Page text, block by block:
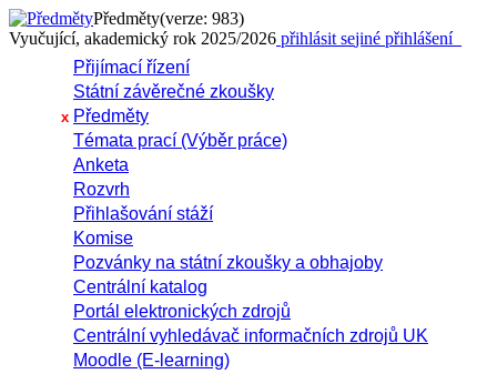
Předměty(verze: 983)
Vyučující, akademický rok 2025/2026 přihlásit sejiné přihlášení
Přijímací řízení
Státní závěrečné zkoušky
x Předměty
Témata prací (Výběr práce)
Anketa
Rozvrh
Přihlašování stáží
Komise
Pozvánky na státní zkoušky a obhajoby
Centrální katalog
Portál elektronických zdrojů
Centrální vyhledávač informačních zdrojů UK
Moodle (E-learning)